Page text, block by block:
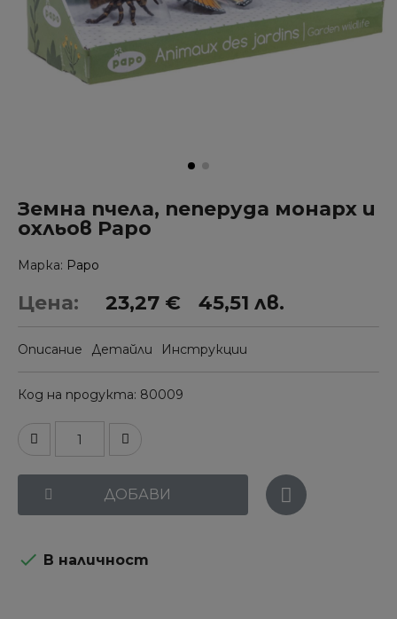
Земна пчела, пеперуда монарх и
охльов Papo
Марка Papo
Цена: 23,27 € 45,51 лв.
Описание Детайли Инструкции
Код на продукта 80009
ДОБАВИ
 В наличност